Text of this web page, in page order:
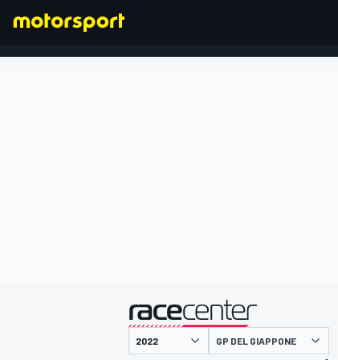
presentato da
GP DEL GIAPPONE